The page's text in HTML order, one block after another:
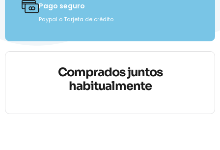
Pago seguro
Paypal o Tarjeta de crédito
Comprados juntos
habitualmente